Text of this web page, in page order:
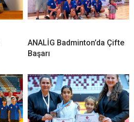
ANALİG Badminton’da Çifte
Başarı